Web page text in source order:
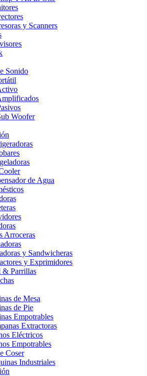
y Scanners
Sonido
Woofer
de Agua
Arroceras
y Sandwicheras
y Exprimidores
Parrillas
de Mesa
de Pie
Empotrables
Extractoras
Eléctricos
Empotrables
Coser
Industriales